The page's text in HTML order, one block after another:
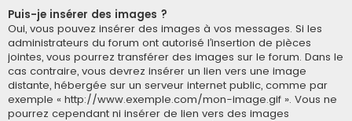
Puis-je insérer des images ?
Oui, vous pouvez insérer des images à vos messages. Si les
administrateurs du forum ont autorisé l’insertion de pièces
jointes, vous pourrez transférer des images sur le forum. Dans le
cas contraire, vous devrez insérer un lien vers une image
distante, hébergée sur un serveur internet public, comme par
exemple « http://www.exemple.com/mon-image.gif ». Vous ne
pourrez cependant ni insérer de lien vers des images